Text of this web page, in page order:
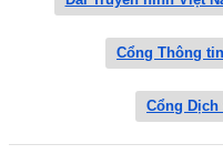
Cổng Thông
Cổng